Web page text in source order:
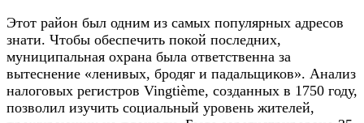
Этот район был одним из самых популярных адресов
знати. Чтобы обеспечить покой последних,
муниципальная охрана была ответственна за
вытеснение «ленивых, бродяг и падальщиков». Анализ
налоговых регистров Vingtième, созданных в 1750 году,
позволил изучить социальный уровень жителей,